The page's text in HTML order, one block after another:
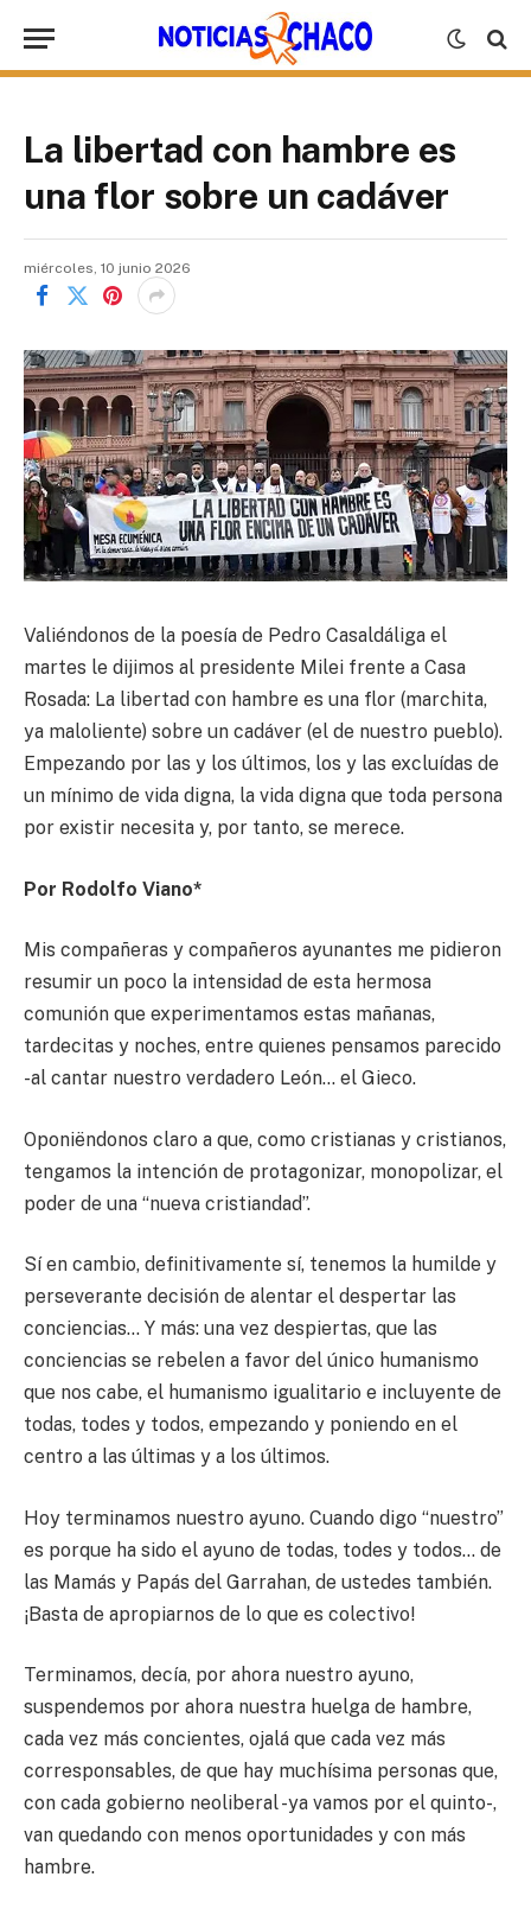
La libertad con hambre es
una flor sobre un cadáver
miércoles, 10 junio 2026
Valiéndonos de la poesía de Pedro Casaldáliga el
martes le dijimos al presidente Milei frente a Casa
Rosada: La libertad con hambre es una flor (marchita,
ya maloliente) sobre un cadáver (el de nuestro pueblo).
Empezando por las y los últimos, los y las excluídas de
un mínimo de vida digna, la vida digna que toda persona
por existir necesita y, por tanto, se merece.
Por Rodolfo Viano*
Mis compañeras y compañeros ayunantes me pidieron
resumir un poco la intensidad de esta hermosa
comunión que experimentamos estas mañanas,
tardecitas y noches, entre quienes pensamos parecido
-al cantar nuestro verdadero León… el Gieco.
Oponiëndonos claro a que, como cristianas y cristianos,
tengamos la intención de protagonizar, monopolizar, el
poder de una “nueva cristiandad”.
Sí en cambio, definitivamente sí, tenemos la humilde y
perseverante decisión de alentar el despertar las
conciencias… Y más: una vez despiertas, que las
conciencias se rebelen a favor del único humanismo
que nos cabe, el humanismo igualitario e incluyente de
todas, todes y todos, empezando y poniendo en el
centro a las últimas y a los últimos.
Hoy terminamos nuestro ayuno. Cuando digo “nuestro”
es porque ha sido el ayuno de todas, todes y todos… de
las Mamás y Papás del Garrahan, de ustedes también.
¡Basta de apropiarnos de lo que es colectivo!
Terminamos, decía, por ahora nuestro ayuno,
suspendemos por ahora nuestra huelga de hambre,
cada vez más concientes, ojalá que cada vez más
corresponsables, de que hay muchísima personas que,
con cada gobierno neoliberal -ya vamos por el quinto-,
van quedando con menos oportunidades y con más
hambre.